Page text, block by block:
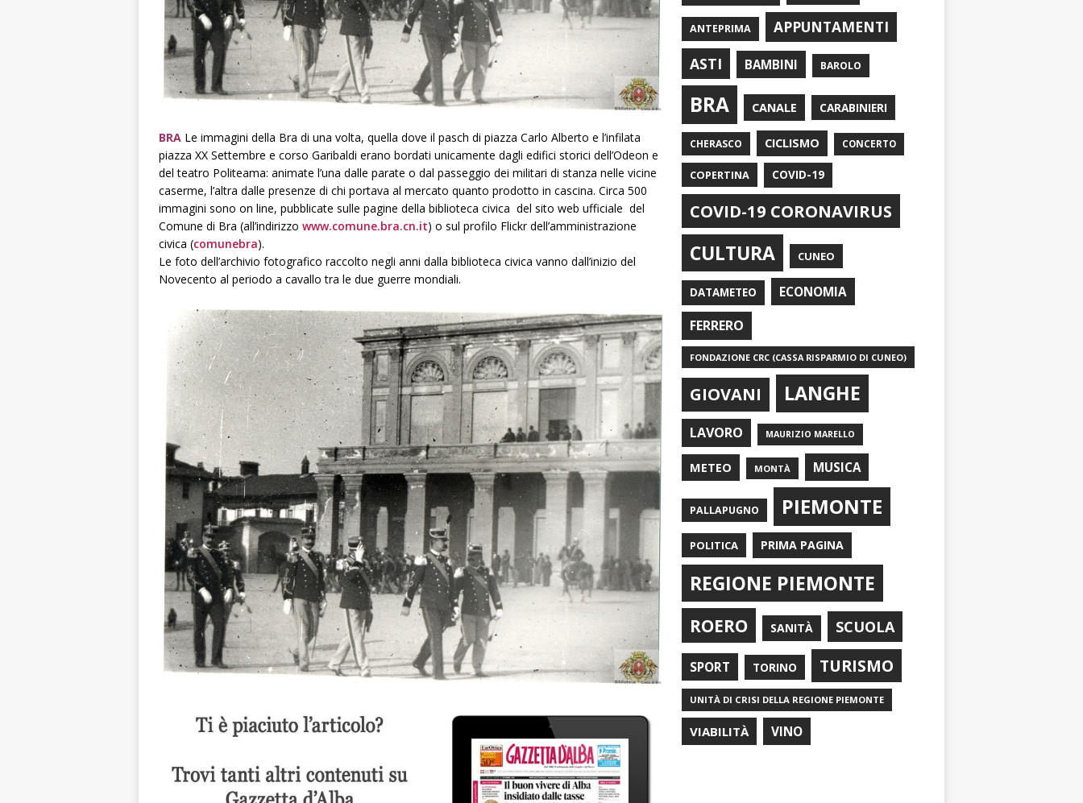
BRA Le immagini della Bra di una volta, quella dove il pasch di piazza Carlo Alberto e l’infilata
piazza XX Settembre e corso Garibaldi erano bordati unicamente dagli edifici storici dell’Odeon e
del teatro Politeama: animate l’una dalle parate o dal passeggio dei militari di stanza nelle vicine
caserme, l’altra dalle presenze di chi portava al mercato quanto prodotto in cascina. Circa 500
immagini sono on line, pubblicate sulle pagine della biblioteca civica del sito web ufficiale del
Comune di Bra (all’indirizzo www.comune.bra.cn.it) o sul profilo Flickr dell’amministrazione
civica (comunebra).
Le foto dell’archivio fotografico raccolto negli anni dalla biblioteca civica vanno dall’inizio del
Novecento al periodo a cavallo tra le due guerre mondiali.
ANTEPRIMA
APPUNTAMENTI
ASTI
BAMBINI BAROLO
BRA CANALE CARABINIERI
CHERASCO CICLISMO CONCERTO
COPERTINA COVID-19
COVID-19 CORONAVIRUS
CULTURA CUNEO
DATAMETEO ECONOMIA
FERRERO
FONDAZIONE CRC (CASSA RISPARMIO DI CUNEO)
GIOVANI LANGHE
LAVORO MAURIZIO MARELLO
METEO MONTÀ MUSICA
PALLAPUGNO PIEMONTE
POLITICA PRIMA PAGINA
REGIONE PIEMONTE
ROERO SANITÀ SCUOLA
SPORT TORINO TURISMO
UNITÀ DI CRISI DELLA REGIONE PIEMONTE
VIABILITÀ VINO